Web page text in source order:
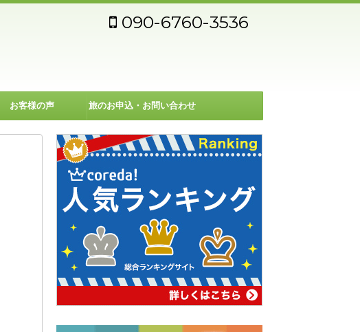
090-6760-3536
お客様の声 旅のお申込・お問い合わせ